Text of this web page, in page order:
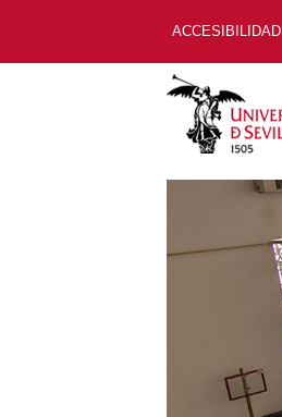
ACCESIBILIDAD